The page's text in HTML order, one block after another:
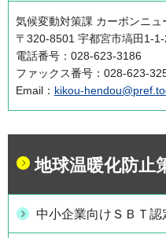
気候変動対策課 カーボンニュ
〒320-8501 宇都宮市塙田1-
電話番号：028-623-3186
ファックス番号：028-623-
Email： kikou-
地球温暖化防止
中小企業向けＳＢＴ認